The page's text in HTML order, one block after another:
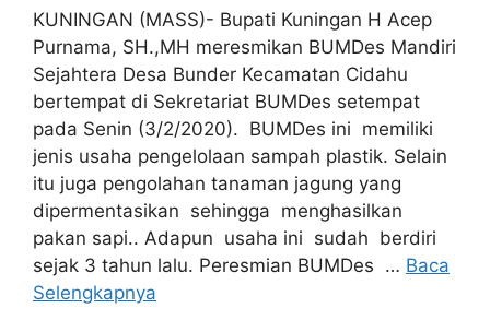
KUNINGAN (MASS)- Bupati Kuningan H Acep
Purnama, SH.,MH meresmikan BUMDes Mandiri
Sejahtera Desa Bunder Kecamatan Cidahu
bertempat di Sekretariat BUMDes setempat
pada Senin (3/2/2020). BUMDes ini memiliki
jenis usaha pengelolaan sampah plastik. Selain
itu juga pengolahan tanaman jagung yang
dipermentasikan sehingga menghasilkan
pakan sapi.. Adapun usaha ini sudah berdiri
sejak 3 tahun lalu. Peresmian BUMDes … Baca
Selengkapnya